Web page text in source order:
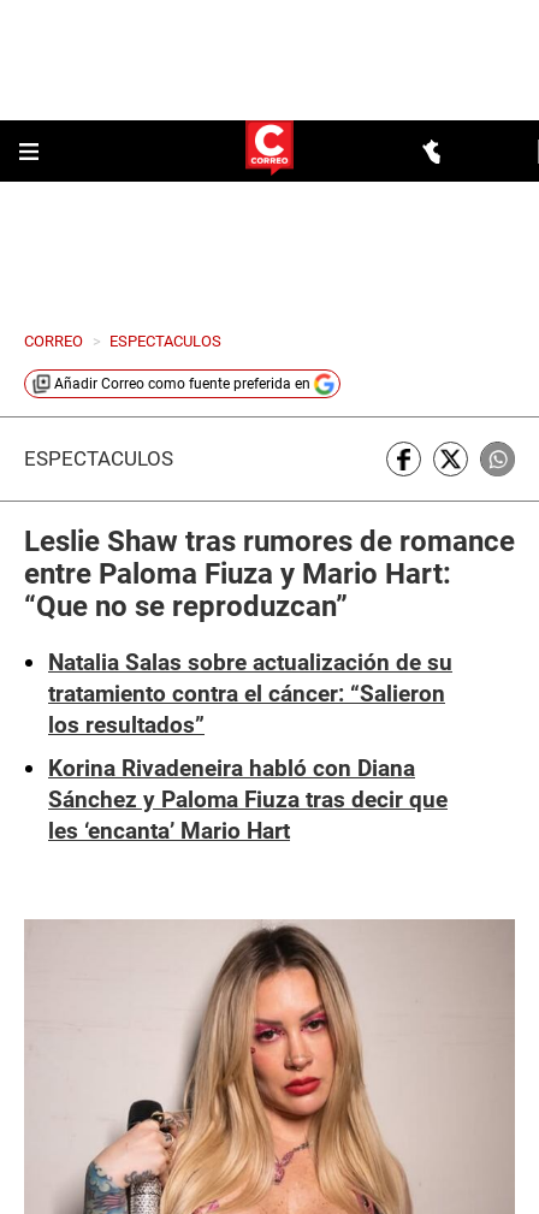
CORREO > ESPECTACULOS
Añadir Correo como fuente preferida en
ESPECTÁCULOS
Leslie Shaw tras rumores de romance
entre Paloma Fiuza y Mario Hart:
“Que no se reproduzcan”
Natalia Salas sobre actualización de su
tratamiento contra el cáncer: “Salieron
los resultados”
Korina Rivadeneira habló con Diana
Sánchez y Paloma Fiuza tras decir que
les ‘encanta’ Mario Hart